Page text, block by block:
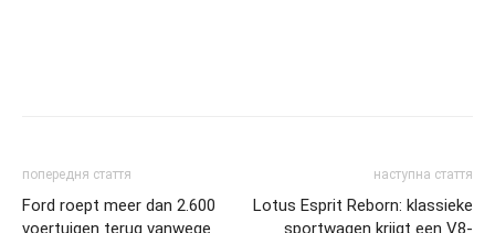
попередня стаття
Ford roept meer dan 2.600
voertuigen terug vanwege
наступна стаття
Lotus Esprit Reborn: klassieke
sportwagen krijgt een V8-